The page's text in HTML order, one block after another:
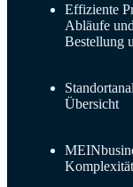
Effiziente
Abläufe
Bestellung
Übersicht
Komplexität